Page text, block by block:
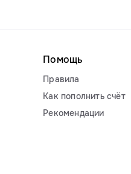
Помощь
Правила
Как пополнить счёт
Рекомендации